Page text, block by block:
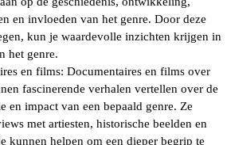
en invloeden van het genre. Door deze
kun je waardevolle inzichten krijgen in
het genre.
en films: Documentaires en films over
fascinerende verhalen vertellen over de
en impact van een bepaald genre. Ze
met artiesten, historische beelden en
kunnen helpen om een dieper begrip te